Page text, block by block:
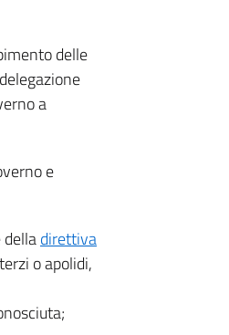
delle
a
e
direttiva
o apolidi,